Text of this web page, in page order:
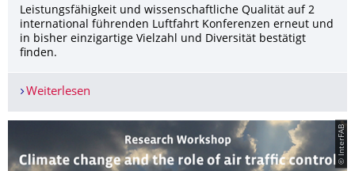
Leistungsfähigkeit und wissenschaftliche Qualität auf 2
international führenden Luftfahrt Konferenzen erneut und
in bisher einzigartige Vielzahl und Diversität bestätigt
finden.
Weiterlesen
© InterFAB